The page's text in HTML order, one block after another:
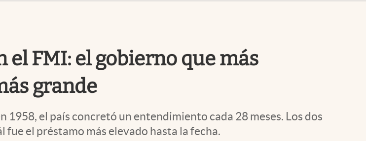
el FMI: el gobierno que más
grande
el país concretó un entendimiento cada 28 meses. Los dos
el préstamo más elevado hasta la fecha.